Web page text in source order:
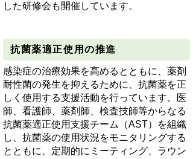
した研修会も開催しています。
抗菌薬適正使用の推進
感染症の治療効果を高めるとともに、薬剤
耐性菌の発生を抑えるために、抗菌薬を正
しく使用する支援活動を行っています。医
師、看護師、薬剤師、検査技師等からなる
抗菌薬適正使用支援チーム（AST）を組織
し、抗菌薬の使用状況をモニタリングする
とともに、定期的にミーティング、ラウン